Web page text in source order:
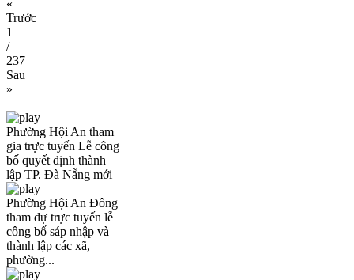
«
Trước
1
/
237
Sau
»
Phường Hội An tham
gia trực tuyến Lễ công
bố quyết định thành
lập TP. Đà Nẵng mới
Phường Hội An Đông
tham dự trực tuyến lễ
công bố sáp nhập và
thành lập các xã,
phường...